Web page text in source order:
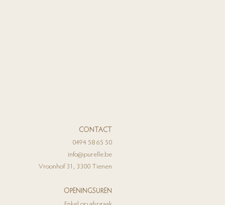
CONTACT
0494 58 65 50
info@purelle.be
Vroonhof 31, 3300 Tienen
OPENINGSUREN